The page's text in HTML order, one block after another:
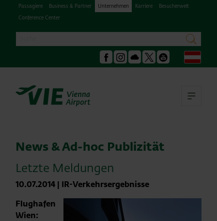
Passagiere Business & Partner Unternehmen Karriere
Besucherwelt
Conference Center
suchen
Facebook
Instagram
Podcast Youtube
News & Ad-hoc Publizität
Letzte Meldungen
10.07.2014 | IR-Verkehrsergebnisse
Flughafen
Wien: